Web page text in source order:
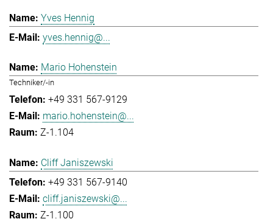
Yves Hennig
yves.hennig@...
Mario Hohenstein
Techniker/-in
+49 331 567-9129
mario.hohenstein@...
Z-1.104
Cliff Janiszewski
+49 331 567-9140
cliff.janiszewski@...
Z-1.100